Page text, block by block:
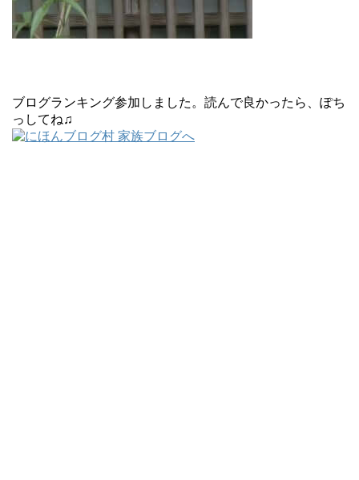
ブログランキング参加しました。読んで良かったら、ぽち
っしてね♫